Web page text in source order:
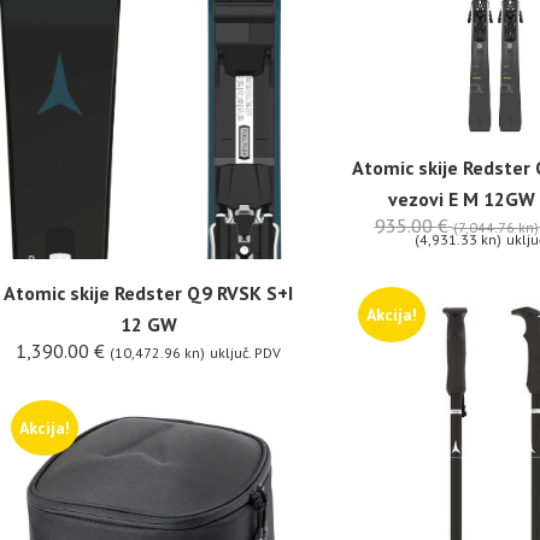
Atomic skije Redster
vezovi E M
935.00€ (7,044.76 kn)
(4,931.33 kn)
Atomic skije Redster Q9 RVSK S+I
12 GW
1,390.00 € (10,472.96 kn) uključ. PDV
Akcija!
Akcija!